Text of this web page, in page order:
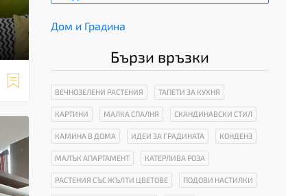

Дом и Градина
Бързи връзки
ВЕЧНОЗЕЛЕНИ РАСТЕНИЯ ТАПЕТИ ЗА КУХНЯ
КАРТИНИ МАЛКА СПАЛНЯ СКАНДИНАВСКИ СТИЛ
КАМИНА В ДОМА ИДЕИ ЗА ГРАДИНАТА КОНДЕНЗ
МАЛЪК АПАРТАМЕНТ КАТЕРЛИВА РОЗА
РАСТЕНИЯ СЪС ЖЪЛТИ ЦВЕТОВЕ ПОДОВИ НАСТИЛКИ